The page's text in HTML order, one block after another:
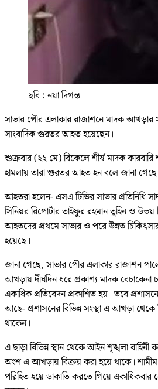
ছবি : নয়া দিগন্ত
সাভার পৌর এলাকার রাজাশনে মাদক আখড়ার
সাংবাদিক গুরতর আহত হয়েছেন।
শুক্রবার (২২ মে) বিকেলে শীর্ষ মাদক
হামলায় তারা গুরতর আহত হন বলে জানা
আহতরা হলেন- এসএ টিভির সাভার প্রতিনিধি
সিনিয়র রিপোর্টার তাইফুর রহমান তুহিন ও উভয়
আহতদের প্রথমে সাভার ও পরে উন্নত
হয়েছে।
জানা গেছে, সাভার পৌর এলাকার রাজাশন
আখড়ায় দীর্ঘদিন ধরে প্রকাশ্য মাদক বেচাকেনা
একাধিক প্রতিবেদন প্রকাশিত হয়। তবে
আছে- প্রশাসনের বিভিন্ন সংস্থা এ আখড়া থেকে
থাকেন।
এ ছাড়া বিভিন্ন স্থান থেকে আইন শৃঙ্খলা
অংশ এ আখড়ায় বিক্রয় করা হয়ে থাকে।
পরিহিত হয়ে ডাকাতি করতে গিয়ে একাধিকবার